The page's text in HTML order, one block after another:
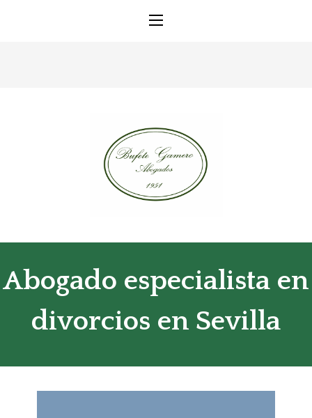
Abogado especialista en
divorcios en Sevilla